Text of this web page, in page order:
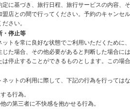
定に基づき、旅行日程、旅行サービスの内容
盟店との間で行ってください。予約のキャン
さい。
停止等
ットを常に良好な状態でご利用いただくため
じた場合、その他必要があると判断した場合
は停止することができるものとします。この
ネットの利用に際して、下記の行為を行っては
る行為。
の第三者に不快感を抱かせる行為。